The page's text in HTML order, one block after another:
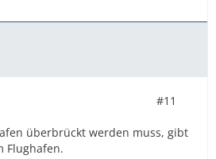
#11
überbrückt werden muss, gibt
Flughafen.